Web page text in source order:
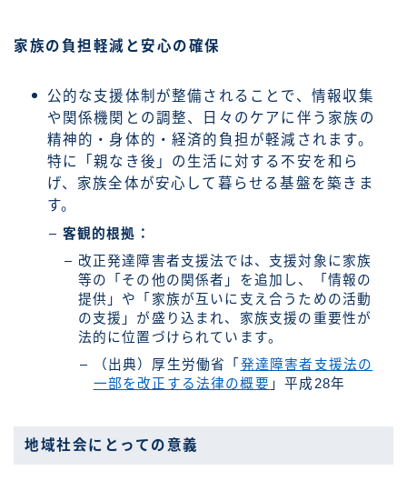
家族の負担軽減と安心の確保
公的な支援体制が整備されることで、情報収集
や関係機関との調整、日々のケアに伴う家族の
精神的・身体的・経済的負担が軽減されます。
特に「親なき後」の生活に対する不安を和ら
げ、家族全体が安心して暮らせる基盤を築きま
す。
客観的根拠：
改正発達障害者支援法では、支援対象に家族
等の「その他の関係者」を追加し、「情報の
提供」や「家族が互いに支え合うための活動
の支援」が盛り込まれ、家族支援の重要性が
法的に位置づけられています。
（出典）厚生労働省「 発達障害者支援法の
一部を改正する法律の概要 」平成28年
地域社会にとっての意義